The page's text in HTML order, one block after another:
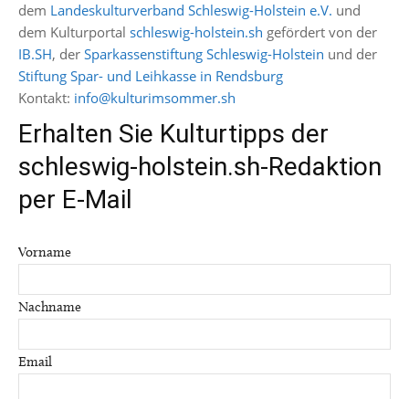
dem Landeskulturverband Schleswig-Holstein e.V. und
dem Kulturportal schleswig-holstein.sh gefördert von der
IB.SH, der Sparkassenstiftung Schleswig-Holstein und der
Stiftung Spar- und Leihkasse in Rendsburg
Kontakt: info@kulturimsommer.sh
Erhalten Sie Kulturtipps der
schleswig-holstein.sh-Redaktion
per E-Mail
Vorname
Nachname
Email